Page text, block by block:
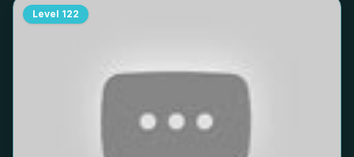
Level 122